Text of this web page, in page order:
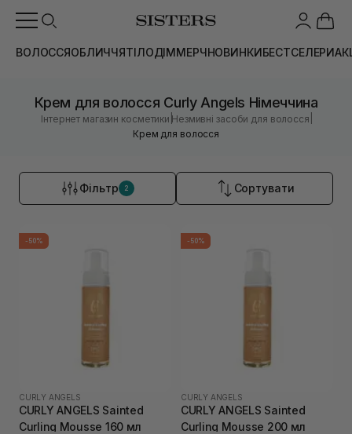
ВОЛОССЯОБЛИЧЧЯТІЛОДІММЕРЧНОВИНКИБЕСТСЕЛЕРИ
Крем для волосся Curly Angels Німеччина
Інтернет магазин косметики |Незмивні засоби для волосся
Крем для волосся
Фільтр 2 Сортувати
-50%
CURLY ANGELS
CURLY ANGELS Sainted
Curling Mousse 160 мл
-50%
CURLY ANGELS
CURLY ANGELS Sainted
Curling Mousse 200 мл